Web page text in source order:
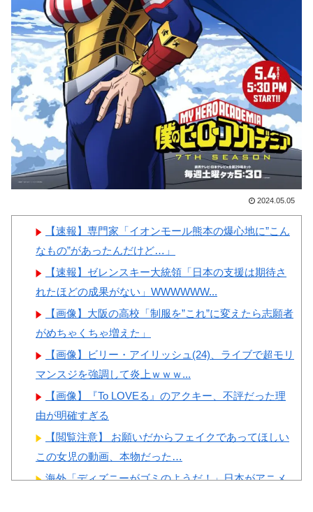
ーワンだ」 熊本地震直後の日
本の対応のスピードに世界が衝
撃
【画像】顔100点、体30点の
女ｗｗｗ
Powered by livedoor 相互RSS
が日本の食事マナーか？‥」
韓国人「韓国サッカー協会W
杯予選で外国人審判に性接待し
たことが発覚！」
韓国人「日本が韓国文学が完
全に定着！ブームを超えて一つ
のジャンルとして日本人全員に
愛されてる模様…（ﾌﾞﾙﾌﾞﾙ」
＝韓国の反応
韓国人「韓国が韓国株式の暴
国民年金の金額がこちら…」
→「韓国の未来が…（ﾌﾞﾙﾌﾞ
ﾙ」＝韓国の反応
Powered by livedoor 相互RSS
2024.05.05
【速報】専門家「イオンモール熊本の爆心地に”こん
なもの”があったんだけど…」
【速報】ゼレンスキー大統領「日本の支援は期待さ
れたほどの成果がない」WWWWWW...
【画像】大阪の高校「制服を”これ”に変えたら志願者
がめちゃくちゃ増えた」
【画像】ビリー・アイリッシュ(24)、ライブで超モリ
マンスジを強調して炎上ｗｗｗ...
【画像】『To LOVEる』のアクキー、不評だった理
由が明確すぎる
【閲覧注意】 お願いだからフェイクであってほしい
この女児の動画、本物だった…
海外「ディズニーがゴミのようだ！」日本がアニメ